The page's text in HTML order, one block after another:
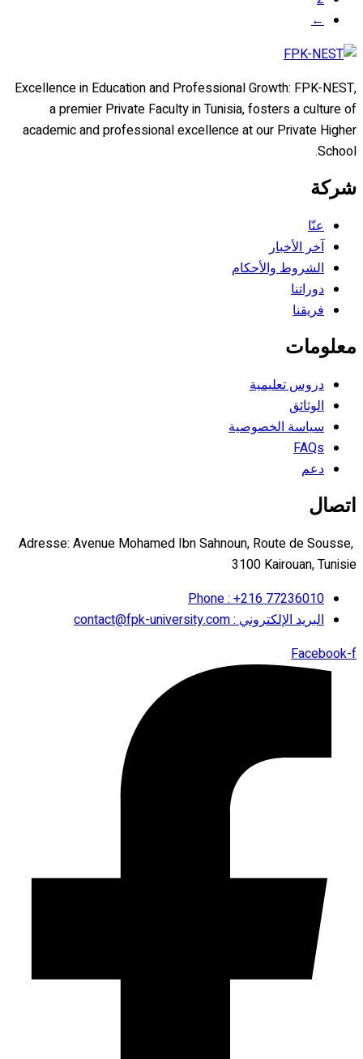
←
Excellence in Education and Professional Growth: FPK-NEST,
a premier Private Faculty in Tunisia, fosters a culture of
academic and professional excellence at our Private Higher
School.
شركة
عنّا
آخر الأخبار
الشروط والأحكام
دوراتنا
فريقنا
معلومات
دروس تعليمية
الوثائق
سياسة الخصوصية
FAQs
دعم
اتصال
Adresse: Avenue Mohamed Ibn Sahnoun, Route de Sousse,
3100 Kairouan, Tunisie
Phone : +216 77236010
البريد الإلكتروني : contact@fpk-university.com
Facebook-f